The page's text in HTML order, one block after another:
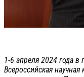
1-6 апреля 2024 года
Всероссийская